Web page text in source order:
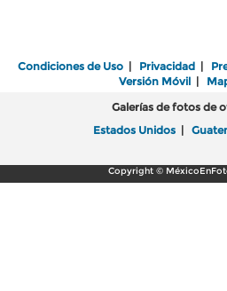
Condiciones de Uso | Privacidad |
Versión Móvil|
Galerías de fotos de
Estados Unidos |
Copyright ©